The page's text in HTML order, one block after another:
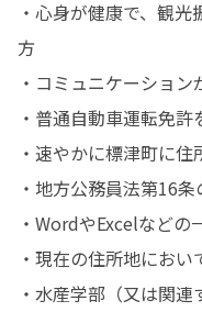
・心身が健康で、観
方
・コミュニケーション
・普通自動車運転免許
・速やかに標津町に住
・地方公務員法第16
・WordやExcelなど
・現在の住所地にお
・水産学部（又は関